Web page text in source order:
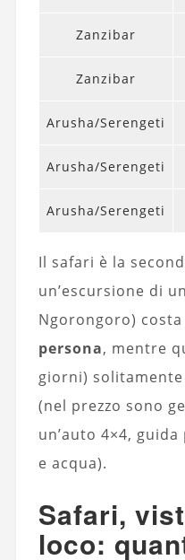
Zanzibar
Zanzibar
Arusha/Serengeti
Arusha/Serengeti
Arusha/Serengeti
Il safari è la
un’escursione di
Ngorongoro) costa
persona, mentre
giorni) solitamente
(nel prezzo sono
un’auto 4×4,
e acqua).
Safari,
loco: